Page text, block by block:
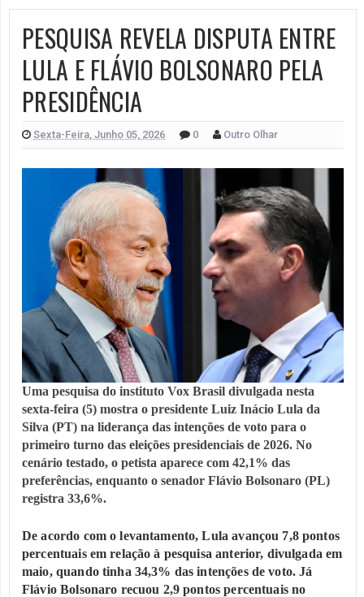
PESQUISA REVELA DISPUTA ENTRE
LULA E FLÁVIO BOLSONARO PELA
PRESIDÊNCIA
Sexta-Feira, Junho 05, 2026 0 Outro Olhar
Uma pesquisa do instituto Vox Brasil divulgada nesta
sexta-feira (5) mostra o presidente Luiz Inácio Lula da
Silva (PT) na liderança das intenções de voto para o
primeiro turno das eleições presidenciais de 2026. No
cenário testado, o petista aparece com 42,1% das
preferências, enquanto o senador Flávio Bolsonaro (PL)
registra 33,6%.
De acordo com o levantamento, Lula avançou 7,8 pontos
percentuais em relação à pesquisa anterior, divulgada em
maio, quando tinha 34,3% das intenções de voto. Já
Flávio Bolsonaro recuou 2,9 pontos percentuais no